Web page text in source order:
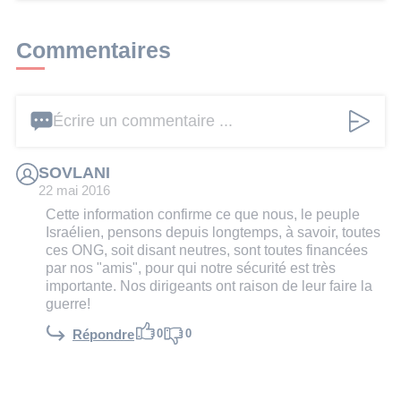
Commentaires
Écrire un commentaire ...
SOVLANI
22 mai 2016
Cette information confirme ce que nous, le peuple
Israélien, pensons depuis longtemps, à savoir, toutes
ces ONG, soit disant neutres, sont toutes financées
par nos "amis", pour qui notre sécurité est très
importante. Nos dirigeants ont raison de leur faire la
guerre!
Répondre 0 0